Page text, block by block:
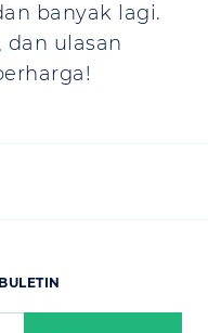
banyak lagi.
dan ulasan